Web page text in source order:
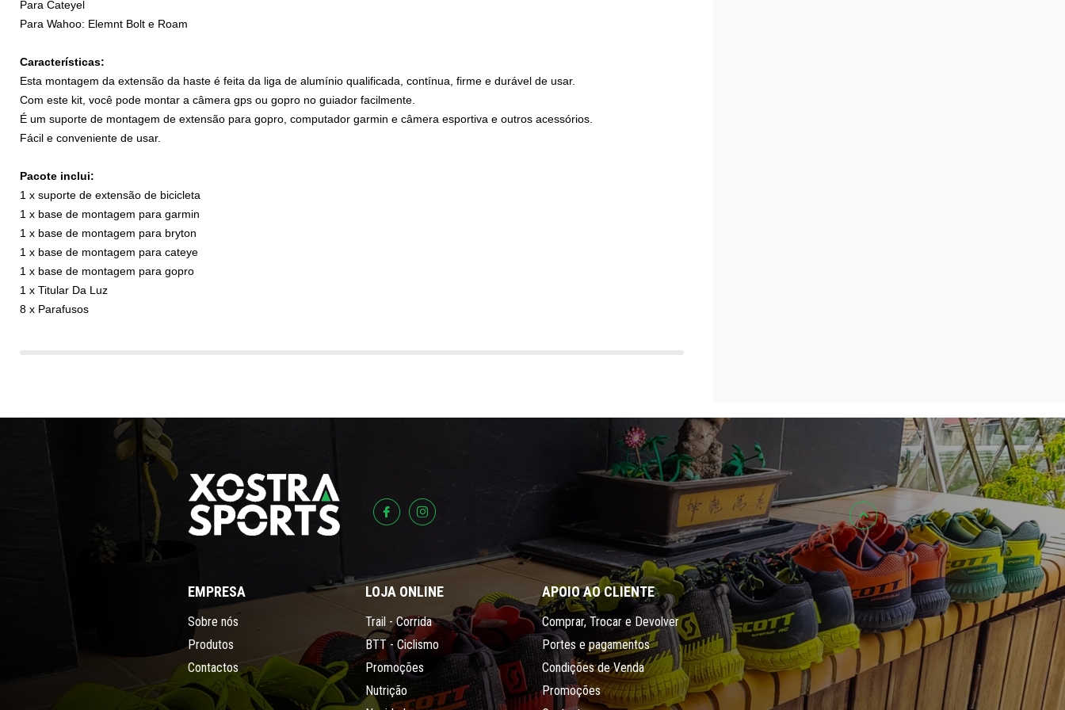
Para Cateyel
Para Wahoo: Elemnt Bolt e Roam
Características:
Esta montagem da extensão da haste é feita da liga de alumínio qualificada, contínua, firme e durável de usar.
Com este kit, você pode montar a câmera gps ou gopro no guiador facilmente.
É um suporte de montagem de extensão para gopro, computador garmin e câmera esportiva e outros acessórios.
Fácil e conveniente de usar.
Pacote inclui:
1 x suporte de extensão de bicicleta
1 x base de montagem para garmin
1 x base de montagem para bryton
1 x base de montagem para cateye
1 x base de montagem para gopro
1 x Titular Da Luz
8 x Parafusos
EMPRESA
Sobre nós
Produtos
Contactos
LOJA ONLINE
Trail - Corrida
BTT - Ciclismo
Promoções
Nutrição
APOIO AO CLIENTE
Comprar, Trocar e Devolver
Portes e pagamentos
Condições de Venda
Promoções